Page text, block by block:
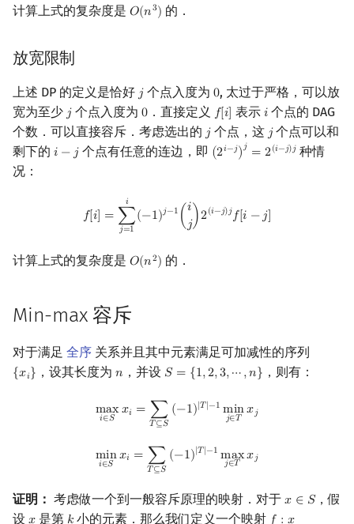
计算上式的复杂度是 𝑂(𝑛3)
O(n3) 的．
放宽限制
上述 DP 的定义是恰好 𝑗
j个点入度为 0
0, 太过于严格，可以放
宽为至少 𝑗
j个点入度为 0
0．直接定义 𝑓[𝑖]
f[ i] 表示 𝑖
i 个点的 DAG
个数．可以直接容斥．考虑选出的 𝑗
j个点，这 𝑗
j个点可以和
剩下的 𝑖 −𝑗
i −j 个点有任意的连边，即 (2𝑖−𝑗)𝑗 = 2(𝑖−𝑗)𝑗
(2i−j)j= 2(i −j)j
种情
况：
𝑓[𝑖] =
𝑖
∑
𝑗=1
(−1)𝑗−1 ( 𝑖
𝑗)2(𝑖−𝑗)𝑗𝑓[𝑖 −𝑗]
=∑j= ) −1 (ij) i− )j f[
计算上式的复杂度是 𝑂(𝑛2)
O(n2) 的．
Min-max 容斥
对于满足 全序 关系并且其中元素满足可加减性的序列
{𝑥𝑖}
{xi} ，设其长度为𝑛
n ，并设 𝑆 = {1,2,3,⋯,𝑛}
S={1 2,3,⋯,n } ，则有：
max
𝑖∈𝑆 𝑥𝑖 = ∑
𝑇⊆𝑆
(−1)|𝑇|−1 min
𝑗∈𝑇 𝑥𝑗
maxi∈ Sx i=∑T⊆ S(−1)|T|−1 minj ∈ T
min
𝑖∈𝑆 𝑥𝑖 = ∑
𝑇⊆𝑆
(−1)|𝑇|−1 max
𝑗∈𝑇 𝑥𝑗
mini∈ Sx i=∑T⊆ S(−1)|T|−1 maxj ∈ T
证明： 考虑做一个到一般容斥原理的映射．对于 𝑥 ∈ 𝑆
x∈S
，假
设
是第 小的元素．那么我们定义一个映射